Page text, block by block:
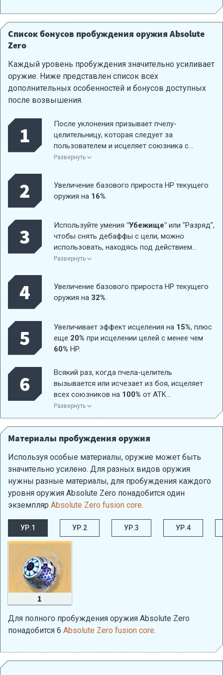
Список бонусов пробуждения оружия Absolute
Zero
Каждый уровень пробуждения значительно усиливает
оружие. Ниже представлен список всех
дополнительных особенностей и бонусов доступных
после возвышения.
1
После уклонения призывает пчелу-
целительницу, которая следует за
пользователем и исцеляет союзника с
наименьшим процентом HP в радиусе
каждый раз, длится 25секунд. Время
действия: 25секунд.
Развернуть
2
Увеличение базового прироста HP текущего
оружия на 16%.
3 Используйте умения "Убежище" или "Разряд",
чтобы снять дебаффы с цели, можно
использовать, находясь под действием
эффектов контроля. Увеличивает урон от
дает им иммунитет к эффектам контроля и
осколкам.
Развернуть
4
Увеличение базового прироста HP текущего
оружия на 32%.
5 Увеличивает эффект исцеления на 15%, плюс
еще 20% при исцелении целей с менее чем
60% HP.
6
Всякий раз, когда пчела-целитель
вызывается или исчезает из боя, исцеляет
всех союзников на 100% от ATK
пользователя. Все союзники в радиусе
метров от пчелы-целительницы также
получают15%усиления к урону и исцелению
(не суммируются).
Развернуть
Материалы пробуждения оружия
Используя особые материалы, оружие может быть
значительно усилено. Для разных видов оружия
нужны разные материалы, для пробуждения каждого
уровня оружия Absolute Zero понадобится один
экземпляр Absolute Zero fusion core.
УР.1 УР.2 УР.3 УР.4
1
Для полного пробуждения оружия Absolute Zero
понадобится 6 Absolute Zero fusion core.